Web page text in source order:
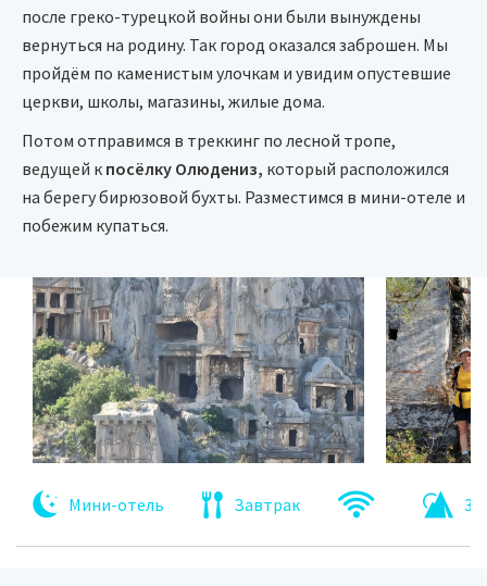
после греко-турецкой войны они были вынуждены
вернуться на родину. Так город оказался заброшен. Мы
пройдём по каменистым улочкам и увидим опустевшие
церкви, школы, магазины, жилые дома.
Потом отправимся в треккинг по лесной тропе,
ведущей к посёлку Олюдениз, который расположился
на берегу бирюзовой бухты. Разместимся в мини-отеле и
побежим купаться.
Мини-отель Завтрак